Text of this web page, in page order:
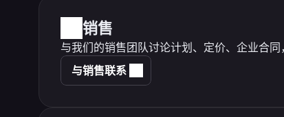
销售
与我们的销售团队讨论计划、定价、企业合同
与销售联系